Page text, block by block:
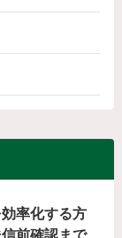
率化する方